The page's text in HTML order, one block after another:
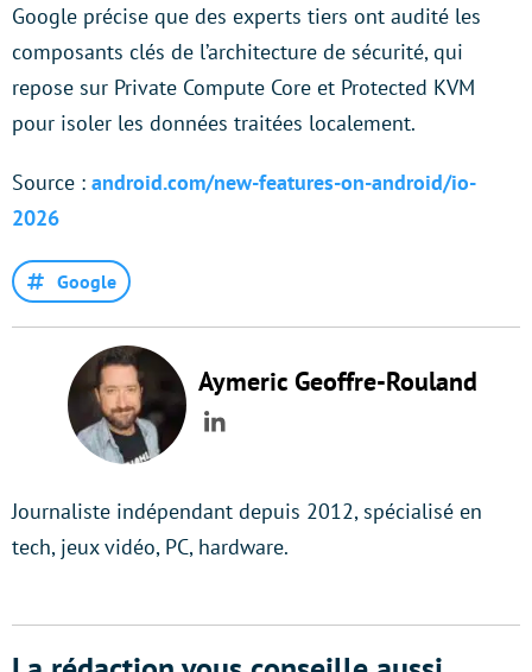
Google précise que des experts tiers ont audité les
composants clés de l’architecture de sécurité, qui
repose sur Private Compute Core et Protected KVM
pour isoler les données traitées localement.
Source : android.com/new-features-on-android/io-
2026
Google
Aymeric Geoffre-Rouland
LinkedIn
Journaliste indépendant depuis 2012, spécialisé en
tech, jeux vidéo, PC, hardware.